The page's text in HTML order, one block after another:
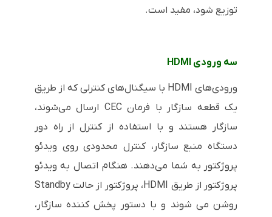
توزیع شود، مفید است.
سه ورودی HDMI
ورودی‌های HDMI با سیگنال‌های کنترلی که از طریق
یک قطعه سازگار با فرمان CEC ارسال می‌شوند،
سازگار هستند و با استفاده از کنترل از راه دور
دستگاه منبع سازگار، کنترل محدودی روی ویدئو
پروژکتور به شما می‌دهند. هنگام اتصال به ویدئو
پروژکتور از طریق HDMI، پروژکتور از حالت Standby
روشن می شوند و با دستور پخش کننده سازگار،